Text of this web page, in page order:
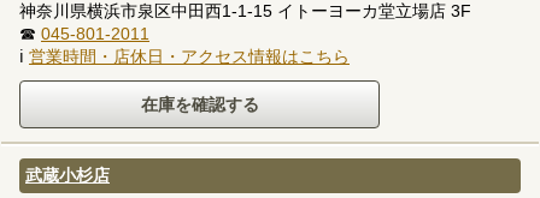
神奈川県横浜市泉区中田西1-1-15 イトーヨーカ堂立場店 3F
☎ 045-801-2011
ℹ 営業時間・店休日・アクセス情報はこちら
武蔵小杉店